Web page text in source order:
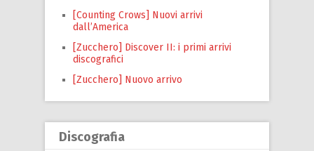
[Counting Crows] Nuovi arrivi
dall’America
[Zucchero] Discover II: i primi arrivi
discografici
[Zucchero] Nuovo arrivo
Discografia